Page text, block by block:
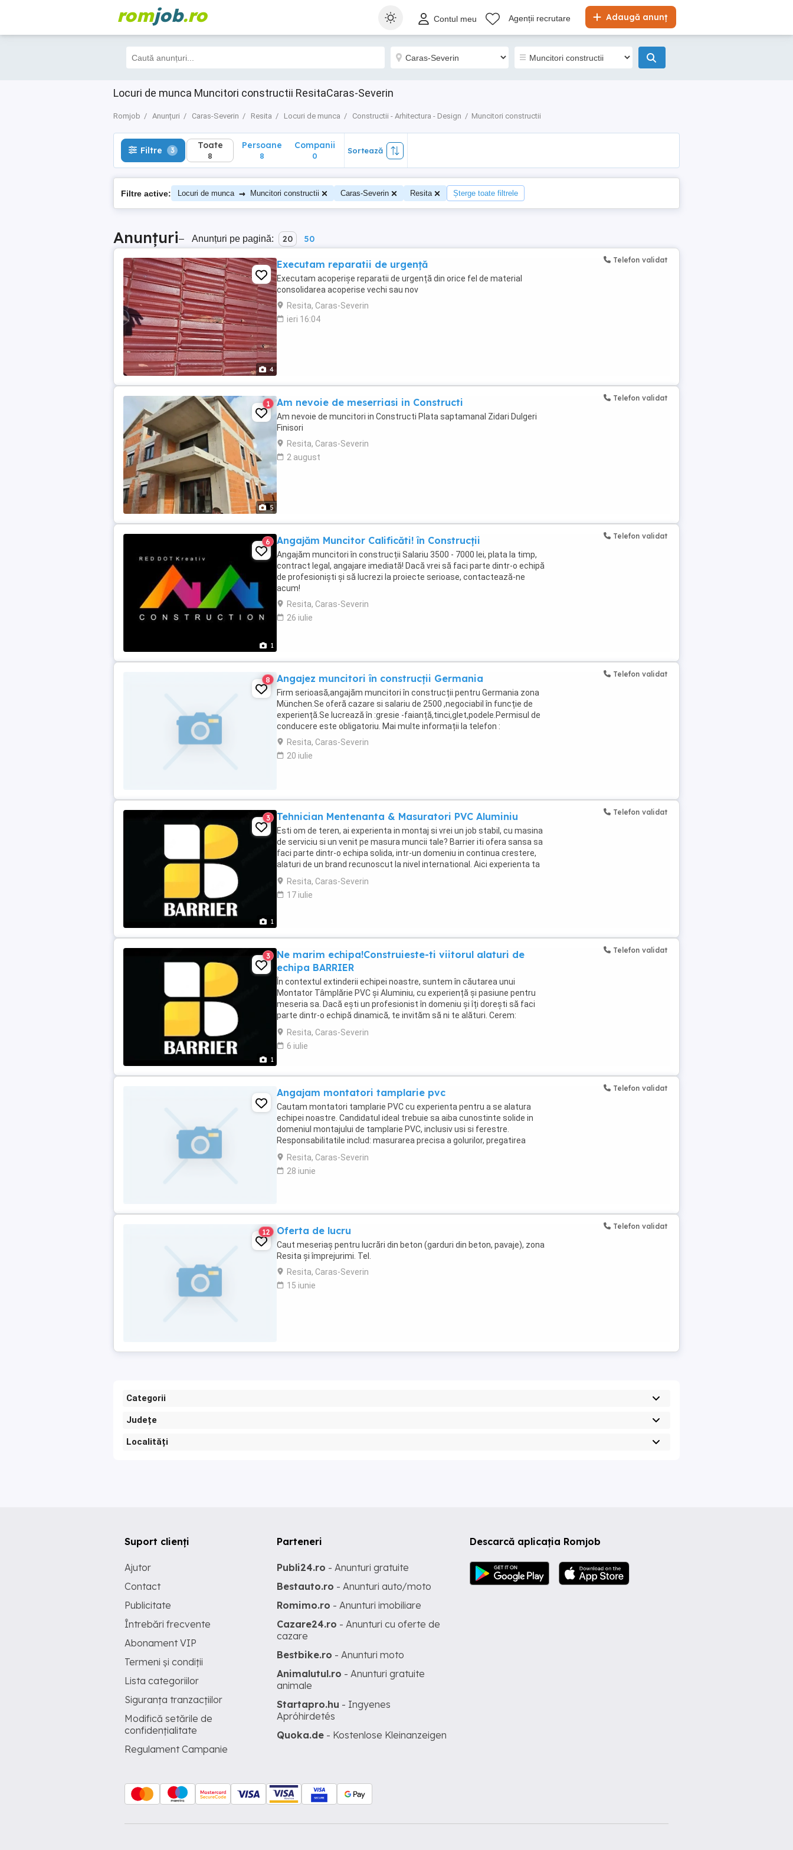
romjob.ro Adaugă anunț
Contul meu Agenții recrutare
Locuri de munca Muncitori constructii ResitaCaras-Severin
Romjob Anunțuri Caras-Severin Resita Locuri de munca Constructii - Arhitectura - Design Muncitori constructii
Filtre 3 Toate
8
Filtre 3 Toate
8
Persoane
8
Companii
0
Sortează
Filtre active: Locuri de munca → Muncitori constructii Caras-Severin Resita Șterge toate filtrele
Anunțuri– Anunțuri pe pagină: 20 50
4
Executam reparatii de urgență
Executam acoperișe reparatii de urgență din orice fel de material
consolidarea acoperise vechi sau nov
Resita, Caras-Severin
ieri 16:04
Telefon validat
5
1 Am nevoie de meserriasi in Constructi
Am nevoie de muncitori in Constructi Plata saptamanal Zidari Dulgeri
Finisori
Resita, Caras-Severin
2 august
Telefon validat
1
6 Angajăm Muncitor Calificăti! în Construcții
Angajăm muncitori în construcții Salariu 3500 - 7000 lei, plata la timp,
contract legal, angajare imediată! Dacă vrei să faci parte dintr-o echipă
de profesioniști și să lucrezi la proiecte serioase, contactează-ne
acum!
Resita, Caras-Severin
26 iulie
Telefon validat
8 Angajez muncitori în construcții Germania
Firm serioasă,angajăm muncitori în construcții pentru Germania zona
München.Se oferă cazare si salariu de 2500 ,negociabil în funcție de
experiență.Se lucrează în :gresie -faianță,tinci,glet,podele.Permisul de
conducere este obligatoriu. Mai multe informații la telefon :
Resita, Caras-Severin
20 iulie
Telefon validat
1
3 Tehnician Mentenanta & Masuratori PVC Aluminiu
Esti om de teren, ai experienta in montaj si vrei un job stabil, cu masina
de serviciu si un venit pe masura muncii tale? Barrier iti ofera sansa sa
faci parte dintr-o echipa solida, intr-un domeniu in continua crestere,
alaturi de un brand recunoscut la nivel international. Aici experienta ta
conteaza ...
Resita, Caras-Severin
17 iulie
Telefon validat
1
3
Ne marim echipa!Construieste-ti viitorul alaturi de
echipa BARRIER
În contextul extinderii echipei noastre, suntem în căutarea unui
Montator Tâmplărie PVC și Aluminiu, cu experiență și pasiune pentru
meseria sa. Dacă ești un profesionist în domeniu și îți dorești să faci
parte dintr-o echipă dinamică, te invităm să ni te alături. Cerem:
Experiență minimă de 3 ani ...
Resita, Caras-Severin
6 iulie
Telefon validat
Angajam montatori tamplarie pvc
Cautam montatori tamplarie PVC cu experienta pentru a se alatura
echipei noastre. Candidatul ideal trebuie sa aiba cunostinte solide in
domeniul montajului de tamplarie PVC, inclusiv usi si ferestre.
Responsabilitatile includ: masurarea precisa a golurilor, pregatirea
suprafetelor, montajul corect si ...
Resita, Caras-Severin
28 iunie
Telefon validat
12 Oferta de lucru
Caut meseriaș pentru lucrări din beton (garduri din beton, pavaje), zona
Resita și împrejurimi. Tel.
Resita, Caras-Severin
15 iunie
Telefon validat
Categorii
Județe
Localități
Descarcă aplicația Romjob
Suport clienți
Ajutor
Contact
Publicitate
Întrebări frecvente
Abonament VIP
Termeni și condiții
Lista categoriilor
Siguranța tranzacțiilor
Modifică setările de
confidențialitate
Regulament Campanie
Parteneri
Publi24.ro - Anunturi gratuite
Bestauto.ro - Anunturi auto/moto
Romimo.ro - Anunturi imobiliare
Cazare24.ro - Anunturi cu oferte de
cazare
Bestbike.ro - Anunturi moto
Animalutul.ro - Anunturi gratuite
animale
Startapro.hu - Ingyenes
Apróhirdetés
Quoka.de - Kostenlose Kleinanzeigen